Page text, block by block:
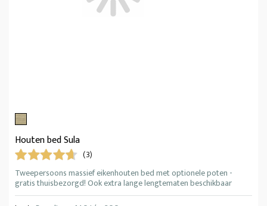
Houten bed Sula
(3)
Tweepersoons massief eikenhouten bed met optionele poten -
gratis thuisbezorgd! Ook extra lange lengtematen beschikbaar